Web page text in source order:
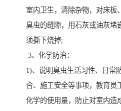
室内卫生，清除杂物，对床板
臭虫的缝隙，用石灰或油灰堵
须撕下烧掉;
3、化学防治：
1)、说明臭虫生活习性、日常
合、施工安全等事项，教育员
化学的使用量，防止对室内造